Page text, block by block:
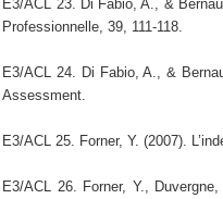
E3/ACL 23. Di Fabio, A., &
Professionnelle, 39, 111-118.
E3/ACL 24. Di Fabio, A., &
Assessment.
E3/ACL 25. Forner, Y. (2007).
E3/ACL 26. Forner, Y.,